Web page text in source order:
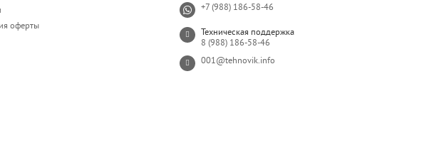
оферты
+7 (988) 186-58-46
Техническая поддержка
8 (988) 186-58-46
001@tehnovik.info